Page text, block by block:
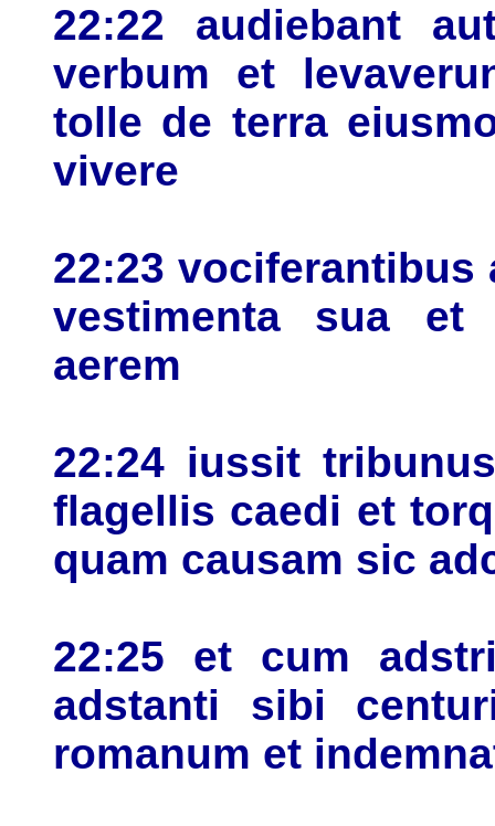
22:22 audiebant
verbum et
tolle de terra
vivere
22:23
vestimenta sua et
aerem
22:24 iussit
flagellis caedi et
quam causam sic
22:25 et cum
adstanti sibi
romanum et